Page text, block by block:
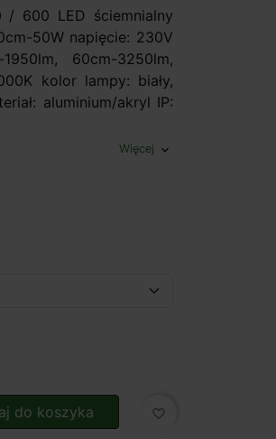
/ 600 LED ściemnialny
50W napięcie: 230V
60cm-3250lm,
kolor lampy: biały,
aluminium/akryl IP:
Więcej expand_more
do koszyka favorite_border